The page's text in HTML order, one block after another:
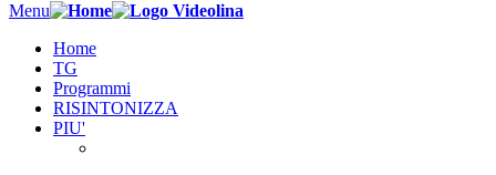
Menu
Home
TG
Programmi
RISINTONIZZA
PIU'